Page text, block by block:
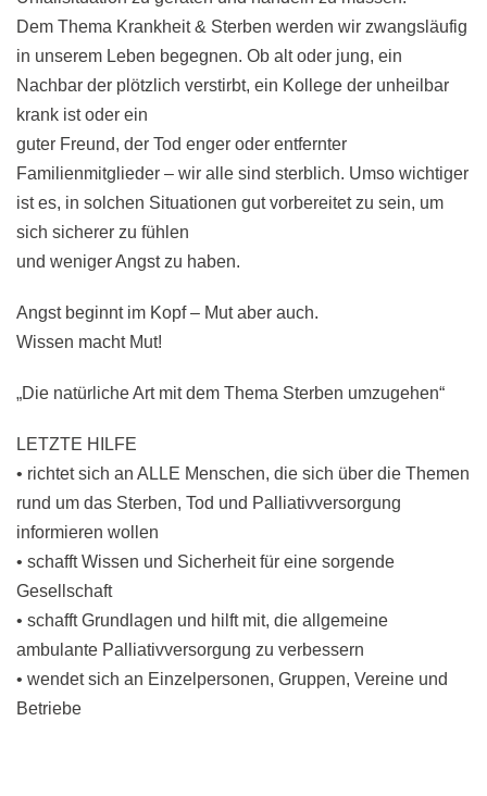
Dem Thema Krankheit & Sterben werden wir zwangsläufig
in unserem Leben begegnen. Ob alt oder jung, ein
Nachbar der plötzlich verstirbt, ein Kollege der unheilbar
krank ist oder ein
guter Freund, der Tod enger oder entfernter
Familienmitglieder – wir alle sind sterblich. Umso wichtiger
ist es, in solchen Situationen gut vorbereitet zu sein, um
sich sicherer zu fühlen
und weniger Angst zu haben.
Angst beginnt im Kopf – Mut aber auch.
Wissen macht Mut!
„Die natürliche Art mit dem Thema Sterben umzugehen“
LETZTE HILFE
• richtet sich an ALLE Menschen, die sich über die Themen
rund um das Sterben, Tod und Palliativversorgung
informieren wollen
• schafft Wissen und Sicherheit für eine sorgende
Gesellschaft
• schafft Grundlagen und hilft mit, die allgemeine
ambulante Palliativversorgung zu verbessern
• wendet sich an Einzelpersonen, Gruppen, Vereine und
Betriebe